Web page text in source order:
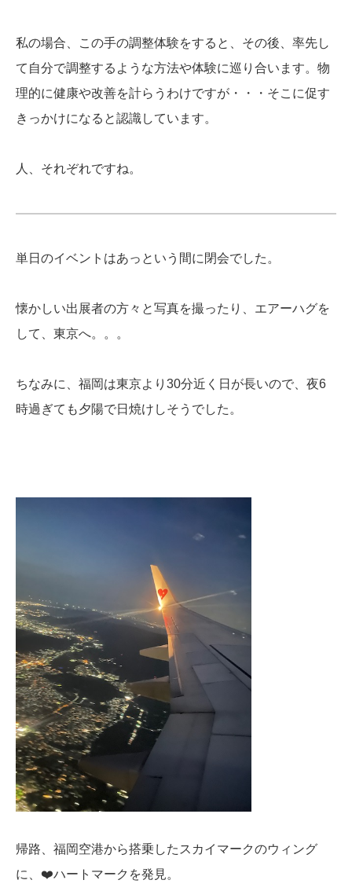
私の場合、この手の調整体験をすると、その後、率先し
て自分で調整するような方法や体験に巡り合います。物
理的に健康や改善を計らうわけですが・・・そこに促す
きっかけになると認識しています。
人、それぞれですね。
単日のイベントはあっという間に閉会でした。
懐かしい出展者の方々と写真を撮ったり、エアーハグを
して、東京へ。。。
ちなみに、福岡は東京より30分近く日が長いので、夜6
時過ぎても夕陽で日焼けしそうでした。
帰路、福岡空港から搭乗したスカイマークのウィング
に、❤️ハートマークを発見。